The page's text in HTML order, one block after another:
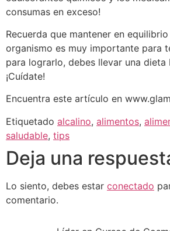
consumas en exceso!
Recuerda que mantener en
organismo es muy importante para
para lograrlo, debes llevar una dieta
¡Cuídate!
Encuentra este artículo en
Etiquetado alcalino, alimentos,
saludable, tips
Deja una
Lo siento, debes estar conectado
comentario.